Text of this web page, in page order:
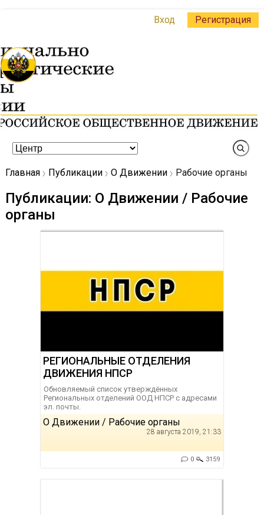
Вход Регистрация
Главная Публикации О Движении Рабочие органы
Публикации: О Движении / Рабочие
органы
РЕГИОНАЛЬНЫЕ ОТДЕЛЕНИЯ
ДВИЖЕНИЯ НПСР
Обновляемый список утверждённых
Региональных отделений ООД НПСР с адресами
эл. почты.
О Движении / Рабочие органы
28 августа 2019, 21:33
0 3159